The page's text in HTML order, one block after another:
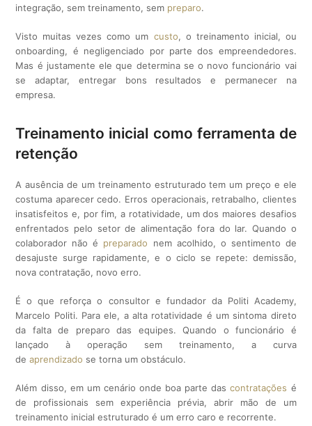
integração, sem treinamento, sem preparo.
Visto muitas vezes como um custo, o treinamento inicial, ou
onboarding, é negligenciado por parte dos empreendedores.
Mas é justamente ele que determina se o novo funcionário vai
se adaptar, entregar bons resultados e permanecer na
empresa.
Treinamento inicial como ferramenta de
retenção
A ausência de um treinamento estruturado tem um preço e ele
costuma aparecer cedo. Erros operacionais, retrabalho, clientes
insatisfeitos e, por fim, a rotatividade, um dos maiores desafios
enfrentados pelo setor de alimentação fora do lar. Quando o
colaborador não é preparado nem acolhido, o sentimento de
desajuste surge rapidamente, e o ciclo se repete: demissão,
nova contratação, novo erro.
É o que reforça o consultor e fundador da Politi Academy,
Marcelo Politi. Para ele, a alta rotatividade é um sintoma direto
da falta de preparo das equipes. Quando o funcionário é
lançado à operação sem treinamento, a curva
deaprendizado se torna um obstáculo.
Além disso, em um cenário onde boa parte dascontratações é
de profissionais sem experiência prévia, abrir mão de um
treinamento inicial estruturado é um erro caro e recorrente.